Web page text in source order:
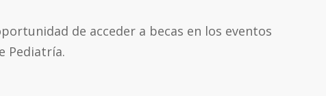
de acceder a becas en los eventos
Pediatría.